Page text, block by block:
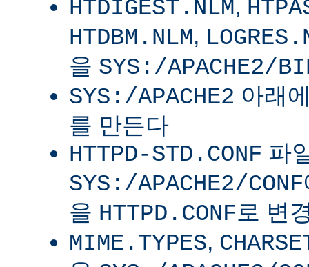
HTDIGEST.NLM,
HTDBM.NLM,
을 SYS:/APACHE2/
SYS:/APACHE2 아래
를 만든다
HTTPD-STD.CONF 파
SYS:/APACHE2/CONF
을 HTTPD.CONF 로 변
MIME.TYPES,